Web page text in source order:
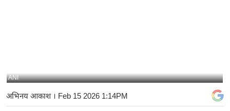
य
बि
ज़
ANI
अभिनय आकाश। Feb 15 2026 1:14PM